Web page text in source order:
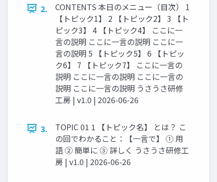
2.
CONTENTS 本日のメニュー（目次） 1
【トピック1】 2 【トピック2】 3 【ト
ピック3】 4 【トピック4】 ここに一
言の説明 ここに一言の説明 ここに一
言の説明 5 【トピック5】 6 【トピッ
ク6】 7 【トピック7】 ここに一言の
説明 ここに一言の説明 ここに一言の
説明 ここに一言の説明 うさうさ研修
工房 | v1.0 | 2026-06-26
3.
TOPIC 01 1 【トピック名】 とは？ こ
の回でわかること：【一言で】 ① 用
語 ② 簡単に ③ 詳しく うさうさ研修工
房 | v1.0 | 2026-06-26